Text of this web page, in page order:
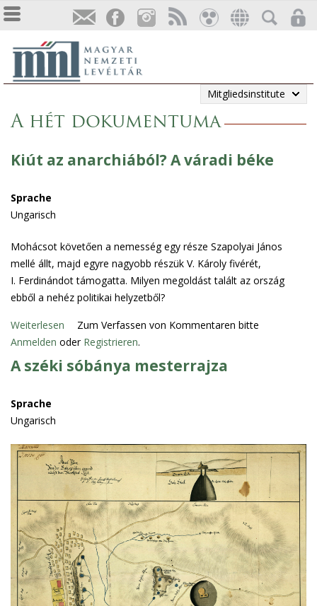
Mitgliedsinstitute
A hét dokumentuma
Kiút az anarchiából? A váradi béke
Sprache
Ungarisch
Mohácsot követően a nemesség egy része Szapolyai János
mellé állt, majd egyre nagyobb részük V. Károly fivérét,
I. Ferdinándot támogatta. Milyen megoldást talált az ország
ebből a nehéz politikai helyzetből?
Weiterlesen
b
r
t
a
z
n
a
r
c
h
i
Zum Verfassen von Kommentaren bitte
Anmelden oder Registrieren.
A széki sóbánya mesterrajza
Sprache
Ungarisch